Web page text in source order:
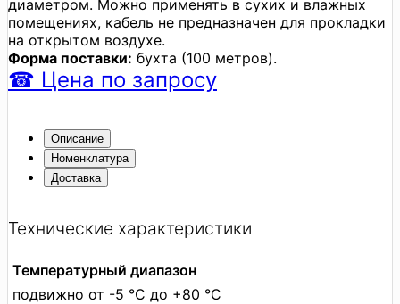
диаметром. Можно применять в сухих и влажных
помещениях, кабель не предназначен для прокладки
на открытом воздухе.
Форма поставки: бухта (100 метров).
☎ Цена по запросу
Описание
Номенклатура
Доставка
Технические характеристики
Температурный диапазон
подвижно от -5 °C до +80 °C